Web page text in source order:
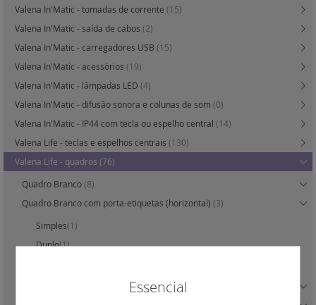
Valena In'Matic - tomadas de corrente (15)
Valena In'Matic - saída de cabos (2)
Valena In'Matic - carregadores USB (15)
Valena In'Matic - acessórios (19)
Valena In'Matic - lâmpadas LED (4)
Valena In'Matic - difusão sonora e colunas de som (0)
Valena In'Matic - IP44 com tecla ou espelho central (14)
Valena Life - teclas e espelhos centrais (130)
Valena Life - quadros (76)
Quadro Branco(8)
Quadro Branco com porta-etiquetas (horizontal) (3)
Simples(1)
Duplo(1)
(0)Essencial